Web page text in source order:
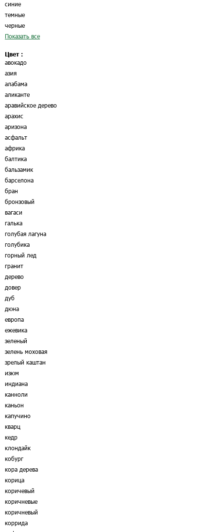
синие
темные
черные
Показать все
Цвет :
авокадо
азия
алабама
аликанте
аравийское дерево
арахис
аризона
асфальт
африка
балтика
бальзамик
барселона
бран
бронзовый
вагаси
галька
голубая лагуна
голубика
горный лед
гранит
дерево
довер
дуб
дюна
европа
ежевика
зеленый
зелень моховая
зрелый каштан
изюм
индиана
канноли
каньон
капучино
кварц
кедр
клондайк
кобург
кора дерева
корица
коричевый
коричневые
коричневый
коррида